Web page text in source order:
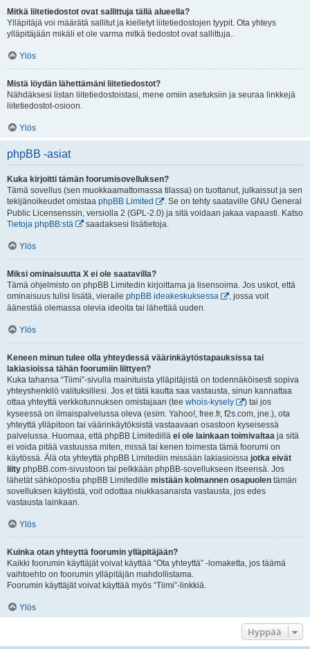
Mitkä liitetiedostot ovat sallittuja tällä alueella?
Ylläpitäjä voi määrätä sallitut ja kielletyt liitetiedostojen tyypit. Ota yhteys
ylläpitäjään mikäli et ole varma mitkä tiedostot ovat sallittuja..
Ylös
Mistä löydän lähettämäni liitetiedostot?
Nähdäksesi listan liitetiedostoistasi, mene omiin asetuksiin ja seuraa linkkejä
liitetiedostot-osioon.
Ylös
phpBB -asiat
Kuka kirjoitti tämän foorumisovelluksen?
Tämä sovellus (sen muokkaamattomassa tilassa) on tuottanut, julkaissut ja sen
tekijänoikeudet omistaa phpBB Limited
. Se on tehty saataville GNU General
Public Licensenssin, versiolla 2 (GPL-2.0) ja sitä voidaan jakaa vapaasti. Katso
Tietoja phpBB:stä
saadaksesi lisätietoja.
Ylös
Miksi ominaisuutta X ei ole saatavilla?
Tämä ohjelmisto on phpBB Limitedin kirjoittama ja lisensoima. Jos uskot, että
ominaisuus tulisi lisätä, vieraile phpBB ideakeskuksessa
, jossa voit
äänestää olemassa olevia ideoita tai lähettää uuden.
Ylös
Keneen minun tulee olla yhteydessä väärinkäytöstapauksissa tai
lakiasioissa tähän foorumiin liittyen?
Kuka tahansa “Tiimi”-sivulla mainituista ylläpitäjistä on todennäköisesti sopiva
yhteyshenkilö valituksillesi. Jos et tätä kautta saa vastausta, sinun kannattaa
ottaa yhteyttä verkkotunnuksen omistajaan (tee whois-kysely
) tai jos
kyseessä on ilmaispalvelussa oleva (esim. Yahoo!, free.fr, f2s.com, jne.), ota
yhteyttä ylläpitoon tai väärinkäytöksistä vastaavaan osastoon kyseisessä
palvelussa. Huomaa, että phpBB Limitedillä ei ole lainkaan toimivaltaa ja sitä
ei voida pitää vastuussa miten, missä tai kenen toimesta tämä foorumi on
käytössä. Älä ota yhteyttä phpBB Limitediin missään lakiasioissa jotka eivät
liity phpBB.com-sivustoon tai pelkkään phpBB-sovellukseen itseensä. Jos
lähetät sähköpostia phpBB Limitedille mistään kolmannen osapuolen tämän
sovelluksen käytöstä, voit odottaa niukkasanaista vastausta, jos edes
vastausta lainkaan.
Ylös
Kuinka otan yhteyttä foorumin ylläpitäjään?
Kaikki foorumin käyttäjät voivat käyttää “Ota yhteyttä” -lomaketta, jos täämä
vaihtoehto on foorumin ylläpitäjän mahdollistama.
Foorumin käyttäjät voivat käyttää myös “Tiimi”-linkkiä.
Ylös
Hyppää